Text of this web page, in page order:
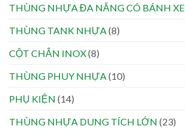
THÙNG NHỰA ĐA NĂNG CÓ BÁNH XE
THÙNG TANK NHỰA(8)
CỘT CHẮN INOX(8)
THÙNG PHUY NHỰA(10)
PHỤ KIỆN (14)
THÙNG NHỰA DUNG TÍCH LỚN (23)